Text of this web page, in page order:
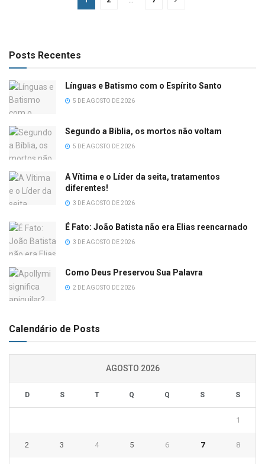
Posts Recentes
Línguas e Batismo com o Espírito Santo
5 DE AGOSTO DE 2026
Segundo a Bíblia, os mortos não voltam
5 DE AGOSTO DE 2026
A Vítima e o Líder da seita, tratamentos
diferentes!
3 DE AGOSTO DE 2026
É Fato: João Batista não era Elias reencarnado
3 DE AGOSTO DE 2026
Como Deus Preservou Sua Palavra
2 DE AGOSTO DE 2026
Calendário de Posts
AGOSTO 2026
D S T Q Q S S
1
2 3 4 5 6 7 8